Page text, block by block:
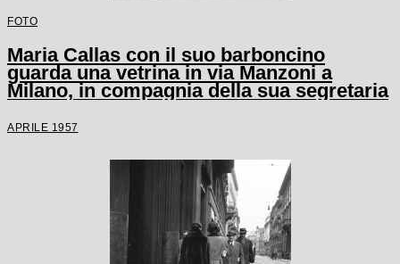
FOTO
Maria Callas con il suo barboncino
guarda una vetrina in via Manzoni a
Milano, in compagnia della sua segretaria
APRILE 1957